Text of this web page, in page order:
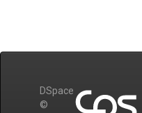
DSpace
©